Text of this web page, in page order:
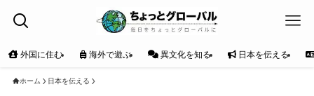
外国に住む 海外で遊ぶ 異文化を知る 日本を伝える
ホーム 日本を伝える